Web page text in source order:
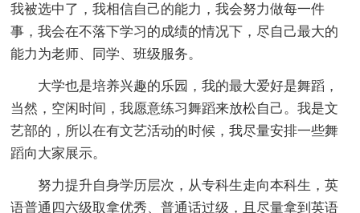
我被选中了，我相信自己的能力，我会努力做每一件
事，我会在不落下学习的成绩的情况下，尽自己最大的
能力为老师、同学、班级服务。
大学也是培养兴趣的乐园，我的最大爱好是舞蹈，
当然，空闲时间，我愿意练习舞蹈来放松自己。我是文
艺部的，所以在有文艺活动的时候，我尽量安排一些舞
蹈向大家展示。
努力提升自身学历层次，从专科生走向本科生，英
语普通四六级取拿优秀、普通话过级，且尽量拿到英语